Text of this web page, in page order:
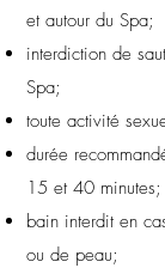
et autour du Spa;
interdiction de
Spa;
toute activité
durée
15 et 40 minutes;
bain interdit en
ou de peau;